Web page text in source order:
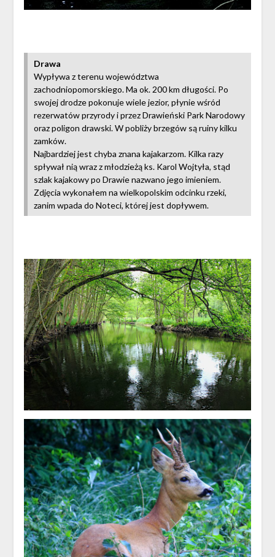
Drawa
Wypływa z terenu województwa
zachodniopomorskiego. Ma ok. 200 km długości. Po
swojej drodze pokonuje wiele jezior, płynie wśród
rezerwatów przyrody i przez Drawieński Park Narodowy
oraz poligon drawski. W pobliży brzegów są ruiny kilku
zamków.
Najbardziej jest chyba znana kajakarzom. Kilka razy
spływał nią wraz z młodzieżą ks. Karol Wojtyła, stąd
szlak kajakowy po Drawie nazwano jego imieniem.
Zdjęcia wykonałem na wielkopolskim odcinku rzeki,
zanim wpada do Noteci, której jest dopływem.